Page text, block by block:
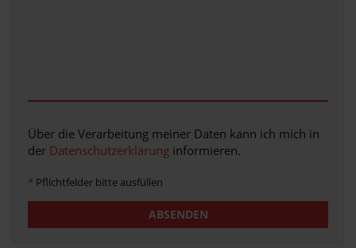
Über die Verarbeitung meiner Daten kann ich mich in
der Datenschutzerklärung informieren.
* Pflichtfelder bitte ausfüllen
ABSENDEN